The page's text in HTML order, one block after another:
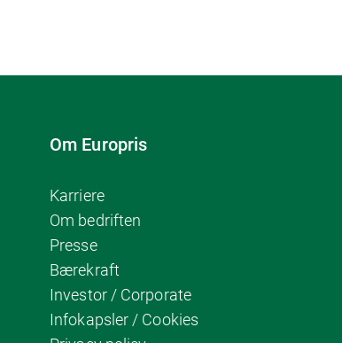
Om Europris
Karriere
Om bedriften
Presse
Bærekraft
Investor / Corporate
Infokapsler / Cookies